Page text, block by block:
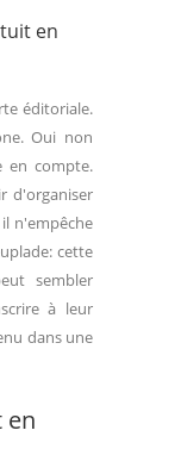
en
éditoriale.
Oui non
en compte.
d'organiser
n'empêche
cette
sembler
à leur
dans une
en